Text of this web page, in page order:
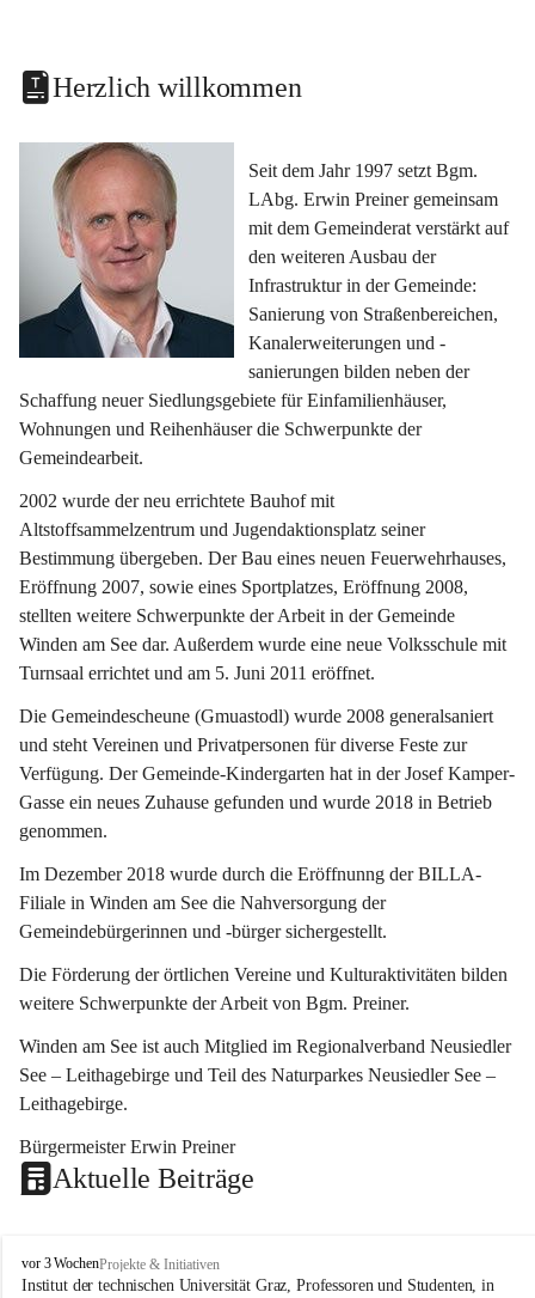
Herzlich willkommen
Seit dem Jahr 1997 setzt Bgm.
LAbg. Erwin Preiner gemeinsam
mit dem Gemeinderat verstärkt auf
den weiteren Ausbau der
Infrastruktur in der Gemeinde:
Sanierung von Straßenbereichen,
Kanalerweiterungen und -
sanierungen bilden neben der
Schaffung neuer Siedlungsgebiete für Einfamilienhäuser,
Wohnungen und Reihenhäuser die Schwerpunkte der
Gemeindearbeit.
2002 wurde der neu errichtete Bauhof mit
Altstoffsammelzentrum und Jugendaktionsplatz seiner
Bestimmung übergeben. Der Bau eines neuen Feuerwehrhauses,
Eröffnung 2007, sowie eines Sportplatzes, Eröffnung 2008,
stellten weitere Schwerpunkte der Arbeit in der Gemeinde
Winden am See dar. Außerdem wurde eine neue Volksschule mit
Turnsaal errichtet und am 5. Juni 2011 eröffnet.
Die Gemeindescheune (Gmuastodl) wurde 2008 generalsaniert
und steht Vereinen und Privatpersonen für diverse Feste zur
Verfügung. Der Gemeinde-Kindergarten hat in der Josef Kamper-
Gasse ein neues Zuhause gefunden und wurde 2018 in Betrieb
genommen.
Im Dezember 2018 wurde durch die Eröffnunng der BILLA-
Filiale in Winden am See die Nahversorgung der
Gemeindebürgerinnen und -bürger sichergestellt.
Die Förderung der örtlichen Vereine und Kulturaktivitäten bilden
weitere Schwerpunkte der Arbeit von Bgm. Preiner.
Winden am See ist auch Mitglied im Regionalverband Neusiedler
See – Leithagebirge und Teil des Naturparkes Neusiedler See –
Leithagebirge.
Bürgermeister Erwin Preiner
Aktuelle Beiträge
W
i
vor 3 WochenProjekte & Initiativen
Institut der technischen Universität Graz, Professoren und Studenten, in